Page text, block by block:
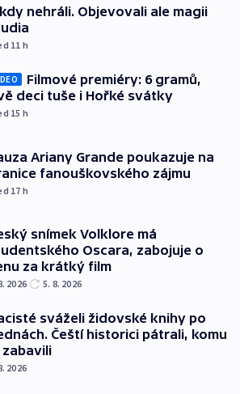
nehráli. Objevovali ale magii
11 h
Filmové premiéry: 6 gramů,
deci tuše i Hořké svátky
15 h
Ariany Grande poukazuje na
fanouškovského zájmu
17 h
snímek Volklore má
Oscara, zabojuje o
za krátký film
2026 5. 8. 2026
sváželi židovské knihy po
Čeští historici pátrali, komu
zabavili
2026